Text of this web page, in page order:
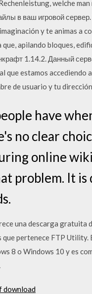
welche
в ваш игровой
y te animas a
apilando bloques,
1.14.2. Данный
que estamos
de usuario y tu
have
no clear
online
problem. It
una descarga gratuita
pertenece FTP
8 o Windows 10 y es
download